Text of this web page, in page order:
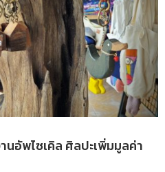
านอัพไซเคิล ศิลปะเพิ่มมูลค่า